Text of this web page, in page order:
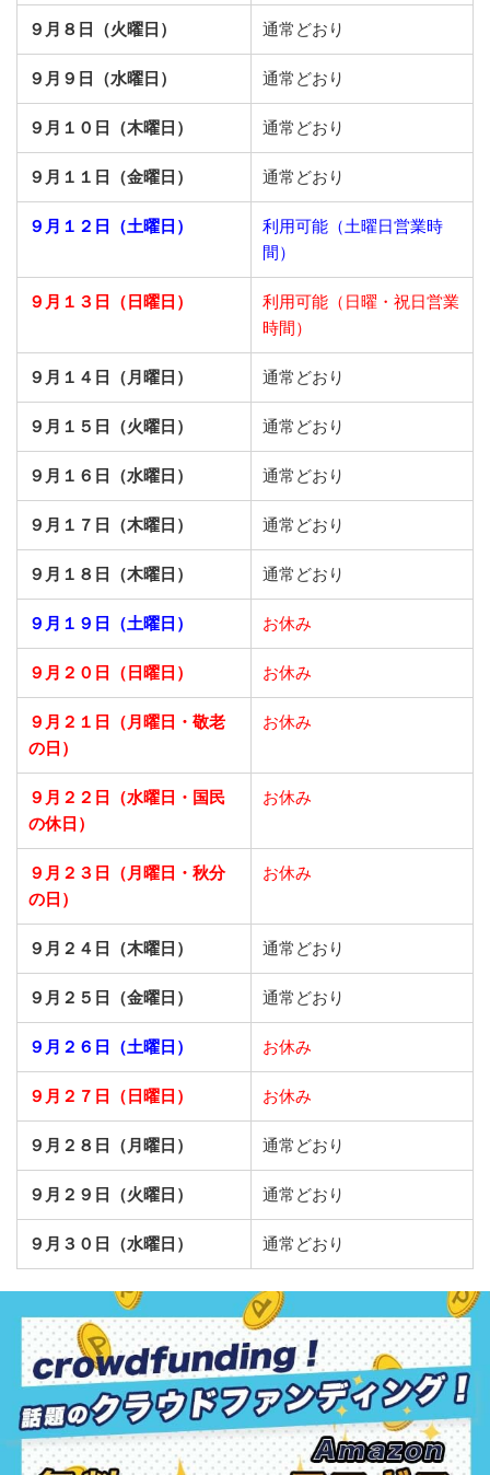
９月８日（火曜日） 通常どおり
９月９日（水曜日） 通常どおり
９月１０日（木曜日） 通常どおり
９月１１日（金曜日） 通常どおり
９月１２日（土曜日）
利用可能（土曜日営業時
間）
９月１３日（日曜日）
利用可能（日曜・祝日営業
時間）
９月１４日（月曜日） 通常どおり
９月１５日（火曜日） 通常どおり
９月１６日（水曜日） 通常どおり
９月１７日（木曜日） 通常どおり
９月１８日（木曜日） 通常どおり
９月１９日（土曜日） お休み
９月２０日（日曜日） お休み
９月２１日
（月曜日・敬老
の日）
お休み
９月２２日
（水曜日・国民
の休日）
お休み
９月２３日
（月曜日・秋分
の日）
お休み
９月２４日（木曜日） 通常どおり
９月２５日（金曜日） 通常どおり
９月２６日（土曜日） お休み
９月２７日（日曜日） お休み
９月２８日（月曜日） 通常どおり
９月２９日（火曜日） 通常どおり
９月３０日（水曜日） 通常どおり